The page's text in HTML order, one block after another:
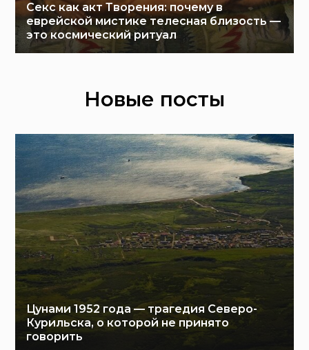
Секс как акт Творения: почему в
еврейской мистике телесная близость —
это космический ритуал
Новые посты
Цунами 1952 года — трагедия Северо-
Курильска, о которой не принято
говорить